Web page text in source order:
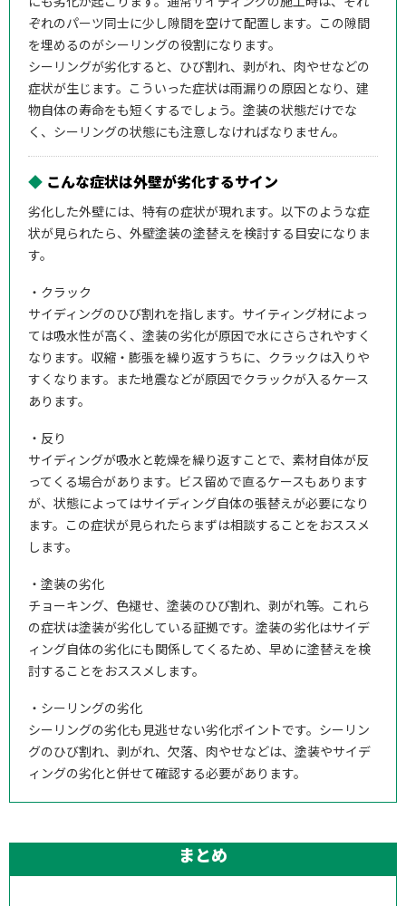
ぞれのパーツ同士に少し隙間を空けて配置します。この隙間
を埋めるのがシーリングの役割になります。
シーリングが劣化すると、ひび割れ、剥がれ、肉やせなどの
症状が生じます。こういった症状は雨漏りの原因となり、建
物自体の寿命をも短くするでしょう。塗装の状態だけでな
く、シーリングの状態にも注意しなければなりません。
◆ こんな症状は外壁が劣化するサイン
劣化した外壁には、特有の症状が現れます。以下のような症
状が見られたら、外壁塗装の塗替えを検討する目安になりま
す。
・クラック
サイディングのひび割れを指します。サイティング材によっ
ては吸水性が高く、塗装の劣化が原因で水にさらされやすく
なります。収縮・膨張を繰り返すうちに、クラックは入りや
すくなります。また地震などが原因でクラックが入るケース
あります。
・反り
サイディングが吸水と乾燥を繰り返すことで、素材自体が反
ってくる場合があります。ビス留めで直るケースもあります
が、状態によってはサイディング自体の張替えが必要になり
ます。この症状が見られたらまずは相談することをおススメ
します。
・塗装の劣化
チョーキング、色褪せ、塗装のひび割れ、剥がれ等。これら
の症状は塗装が劣化している証拠です。塗装の劣化はサイデ
ィング自体の劣化にも関係してくるため、早めに塗替えを検
討することをおススメします。
・シーリングの劣化
シーリングの劣化も見逃せない劣化ポイントです。シーリン
グのひび割れ、剥がれ、欠落、肉やせなどは、塗装やサイデ
ィングの劣化と併せて確認する必要があります。
まとめ